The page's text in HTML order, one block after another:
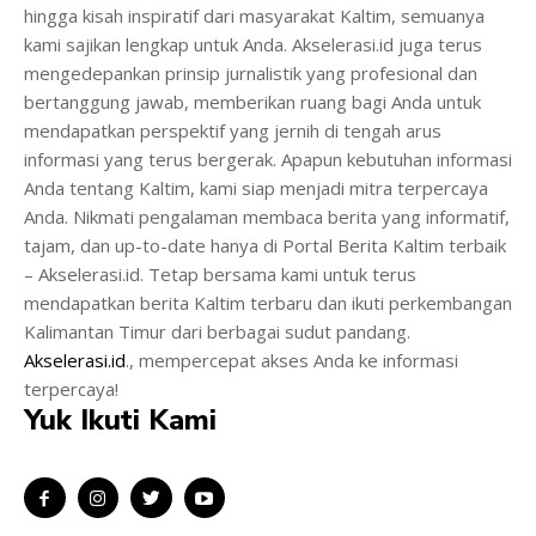
hingga kisah inspiratif dari masyarakat Kaltim, semuanya
kami sajikan lengkap untuk Anda. Akselerasi.id juga terus
mengedepankan prinsip jurnalistik yang profesional dan
bertanggung jawab, memberikan ruang bagi Anda untuk
mendapatkan perspektif yang jernih di tengah arus
informasi yang terus bergerak. Apapun kebutuhan informasi
Anda tentang Kaltim, kami siap menjadi mitra terpercaya
Anda. Nikmati pengalaman membaca berita yang informatif,
tajam, dan up-to-date hanya di Portal Berita Kaltim terbaik
– Akselerasi.id. Tetap bersama kami untuk terus
mendapatkan berita Kaltim terbaru dan ikuti perkembangan
Kalimantan Timur dari berbagai sudut pandang.
Akselerasi.id., mempercepat akses Anda ke informasi
terpercaya!
Yuk Ikuti Kami